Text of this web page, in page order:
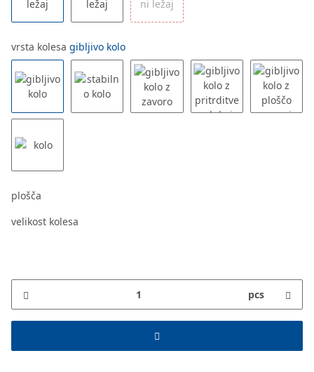
vrsta kolesa gibljivo kolo
plošča
velikost kolesa
pcs